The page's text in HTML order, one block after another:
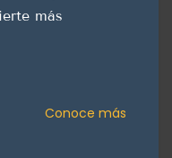
más
Conoce más